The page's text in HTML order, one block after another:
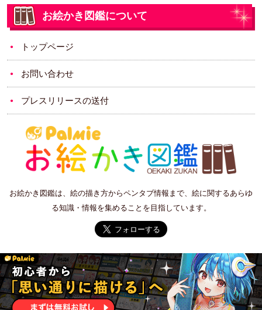
お絵かき図鑑について
トップページ
お問い合わせ
プレスリリースの送付
お絵かき図鑑は、絵の描き方からペンタブ情報まで、絵に関するあらゆ
る知識・情報を集めることを目指しています。